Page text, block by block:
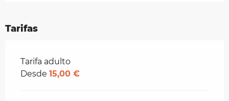
Tarifas
Tarifas 2026
Tarifa adulto
Desde 15,00 €